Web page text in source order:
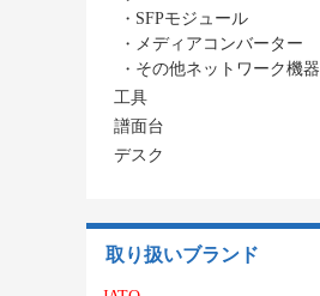
・ SFPモジュール
・ メディアコンバーター
・ その他ネットワーク機器
工具
譜面台
デスク
取り扱いブランド